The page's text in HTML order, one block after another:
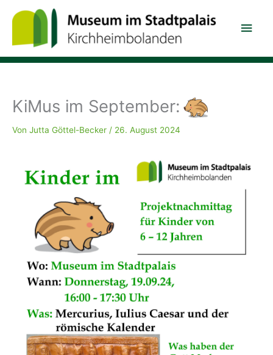
Inhalt
KiMus im September:
Von Jutta Göttel-Becker / 26. August 2024